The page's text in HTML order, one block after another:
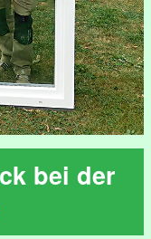
bei der